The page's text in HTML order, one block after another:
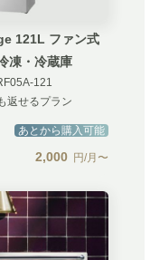
121L ファン式
凍・冷蔵庫
121
返せるプラン
あとから購入可能
2,000 円/月〜